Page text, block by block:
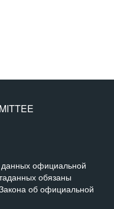
данных официальной
обязаны
об официальной